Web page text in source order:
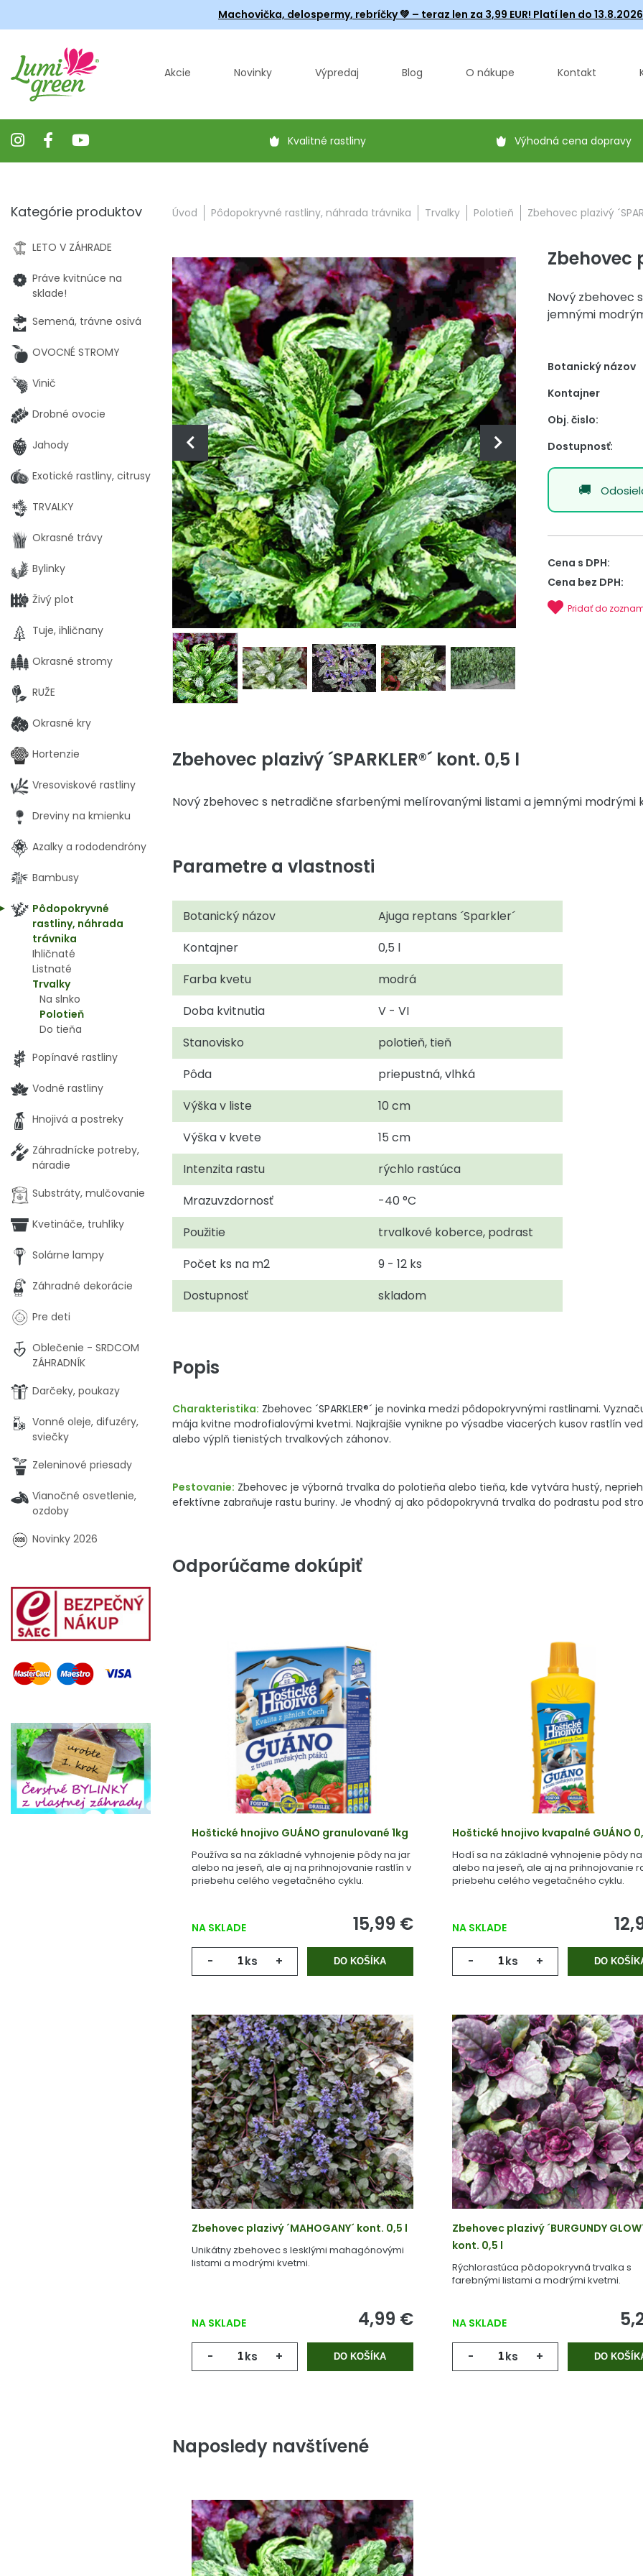
Machovička, delospermy, rebríčky💚 – teraz len za 3,99 EUR! Platí len do
Akcie Novinky Výpredaj Blog O nákupe Kontakt
Kvalitné rastliny Výhodná cena dopravy
Úvod Pôdopokryvné rastliny, náhrada trávnika Trvalky Polotieň Zbehovec plazivý
Zbehovec
Nový zbehovec
jemnými
Botanický názov
Kontajner
Obj. čislo:
Dostupnosť:
Cena s DPH:
Cena bez DPH:
Pridať do
Zbehovec plazivý ´SPARKLER®´ kont. 0,5 l
Nový zbehovec s netradične sfarbenými melírovanými listami a jemnými modrými
Parametre a vlastnosti
Botanický názov
Ajuga reptans ´Sparkler´
Kontajner
0,5 l
Farba kvetu
modrá
Doba kvitnutia
V - VI
Stanovisko
polotieň, tieň
Pôda
priepustná, vlhká
Výška v liste
10 cm
Výška v kvete
15 cm
Intenzita rastu
rýchlo rastúca
Mrazuvzdornosť
-40 °C
Použitie
trvalkové koberce, podrast
Počet ks na m2
9 - 12 ks
Dostupnosť
skladom
Popis
Charakteristika: Zbehovec ´SPARKLER®´ je novinka medzi pôdopokryvnými rastlinami.
mája kvitne modrofialovými kvetmi. Najkrajšie vynikne po výsadbe viacerých kusov rastlín
alebo výplň tienistých trvalkových záhonov.
Pestovanie: Zbehovec je výborná trvalka do polotieňa alebo tieňa, kde vytvára hustý,
efektívne zabraňuje rastu buriny. Je vhodný aj ako pôdopokryvná trvalka do podrastu pod
Odporúčame dokúpiť
Hoštické hnojivo GUÁNO granulované 1kg
Používa sa na základné vyhnojenie pôdy na jar
alebo na jeseň, ale aj na prihnojovanie rastlín v
priebehu celého vegetačného cyklu.
NA SKLADE 15,99 €
- ks + DO KOŠÍKA
Hoštické hnojivo kvapalné GUÁNO
Hodí sa na základné vyhnojenie pôdy
alebo na jeseň, ale aj na prihnojovanie
priebehu celého vegetačného cyklu.
NA SKLADE
- ks + DO
Zbehovec plazivý ´MAHOGANY´ kont. 0,5 l
Unikátny zbehovec s lesklými mahagónovými
listami a modrými kvetmi.
NA SKLADE 4,99 €
- ks + DO KOŠÍKA
Zbehovec plazivý ´BURGUNDY
kont. 0,5 l
Rýchlorastúca pôdopokryvná trvalka s
farebnými listami a modrými kvetmi.
NA SKLADE
- ks + DO
Naposledy navštívené
Kategórie produktov
LETO V ZÁHRADE
Práve kvitnúce na
sklade!
Semená, trávne osivá
OVOCNÉ STROMY
Vinič
Drobné ovocie
Jahody
Exotické rastliny, citrusy
TRVALKY
Okrasné trávy
Bylinky
Živý plot
Tuje, ihličnany
Okrasné stromy
RUŽE
Okrasné kry
Hortenzie
Vresoviskové rastliny
Dreviny na kmienku
Azalky a rododendróny
Bambusy
Pôdopokryvné
rastliny, náhrada
trávnika
Ihličnaté
Listnaté
Trvalky
Na slnko
Polotieň
Do tieňa
Popínavé rastliny
Vodné rastliny
Hnojivá a postreky
Záhradnícke potreby,
náradie
Substráty, mulčovanie
Kvetináče, truhlíky
Solárne lampy
Záhradné dekorácie
Pre deti
Oblečenie - SRDCOM
ZÁHRADNÍK
Darčeky, poukazy
Vonné oleje, difuzéry,
sviečky
Zeleninové priesady
Vianočné osvetlenie,
ozdoby
Novinky 2026